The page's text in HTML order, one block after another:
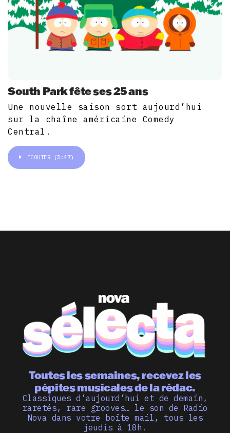
South Park fête ses 25 ans
Une nouvelle saison sort aujourd’hui
sur la chaîne américaine Comedy
Central.
ÉCOUTER (3:47)
Toutes les semaines, recevez les
pépites musicales de la rédac.
Classiques d’aujourd’hui et de demain,
raretés, rare grooves… le son de Radio
Nova dans votre boîte mail, tous les
jeudis à 18h.